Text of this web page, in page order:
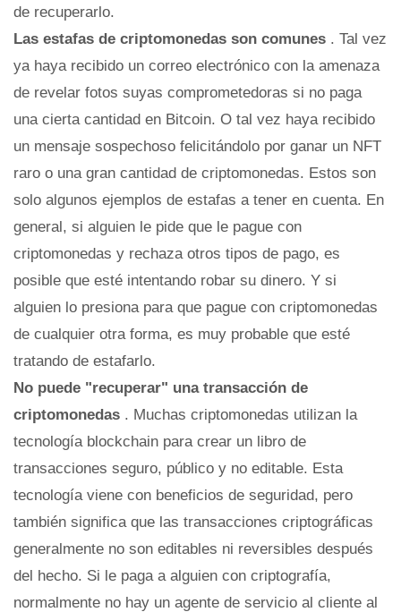
de recuperarlo.
Las estafas de criptomonedas son comunes . Tal vez
ya haya recibido un correo electrónico con la amenaza
de revelar fotos suyas comprometedoras si no paga
una cierta cantidad en Bitcoin. O tal vez haya recibido
un mensaje sospechoso felicitándolo por ganar un NFT
raro o una gran cantidad de criptomonedas. Estos son
solo algunos ejemplos de estafas a tener en cuenta. En
general, si alguien le pide que le pague con
criptomonedas y rechaza otros tipos de pago, es
posible que esté intentando robar su dinero. Y si
alguien lo presiona para que pague con criptomonedas
de cualquier otra forma, es muy probable que esté
tratando de estafarlo.
No puede "recuperar" una transacción de
criptomonedas . Muchas criptomonedas utilizan la
tecnología blockchain para crear un libro de
transacciones seguro, público y no editable. Esta
tecnología viene con beneficios de seguridad, pero
también significa que las transacciones criptográficas
generalmente no son editables ni reversibles después
del hecho. Si le paga a alguien con criptografía,
normalmente no hay un agente de servicio al cliente al